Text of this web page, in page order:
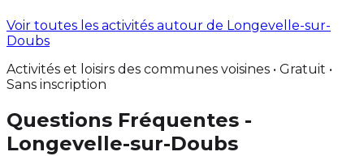
Voir toutes les activités autour de Longevelle-sur-
Doubs
Activités et loisirs des communes voisines • Gratuit •
Sans inscription
Questions Fréquentes -
Longevelle-sur-Doubs